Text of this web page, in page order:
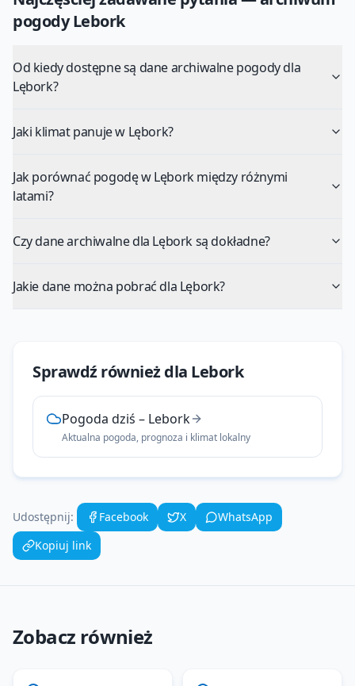
pogodyLebork
Od kiedy dostępne są dane archiwalne pogody dla
Lębork?
Jaki klimat panuje w Lębork?
Jak porównać pogodę w Lębork między różnymi
latami?
Czy dane archiwalne dla Lębork są dokładne?
Jakie dane można pobrać dla Lębork?
Sprawdź również dla Lebork
Pogoda dziś – Lebork
Aktualna pogoda, prognoza i klimat lokalny
Udostępnij: Facebook X
WhatsApp
Kopiuj link
Zobacz również